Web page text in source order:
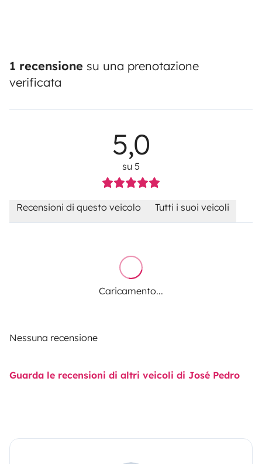
1 recensione su una prenotazione
verificata
5,0
su 5
Recensioni di questo veicolo Tutti i suoi veicoli
Caricamento...
Nessuna recensione
Guarda le recensioni di altri veicoli di José Pedro